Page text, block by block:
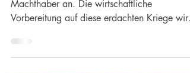
Der Krieg folgt dem Geld
Kriege fangen zuerst in den Köpfen der
Machthaber an. Die wirtschaftliche